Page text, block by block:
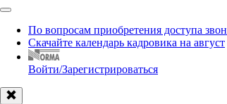
По вопросам приобретения доступа
Скачайте календарь кадровика на август
Войти/Зарегистрироваться